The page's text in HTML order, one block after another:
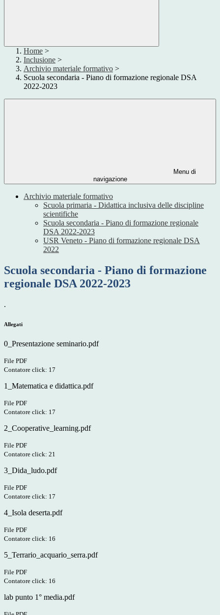
Home >
Inclusione >
Archivio materiale formativo >
Scuola secondaria - Piano di formazione regionale DSA
2022-2023
Menu di
navigazione
Archivio materiale formativo
Scuola primaria - Didattica inclusiva delle discipline
scientifiche
Scuola secondaria - Piano di formazione regionale
DSA 2022-2023
USR Veneto - Piano di formazione regionale DSA
2022
Scuola secondaria - Piano di formazione
regionale DSA 2022-2023
.
Allegati
0_Presentazione seminario.pdf
File PDF
Contatore click: 17
1_Matematica e didattica.pdf
File PDF
Contatore click: 17
2_Cooperative_learning.pdf
File PDF
Contatore click: 21
3_Dida_ludo.pdf
File PDF
Contatore click: 17
4_Isola deserta.pdf
File PDF
Contatore click: 16
5_Terrario_acquario_serra.pdf
File PDF
Contatore click: 16
lab punto 1° media.pdf